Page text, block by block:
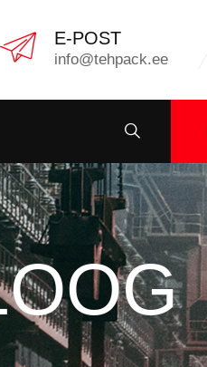
E-POST
info@tehpack.ee